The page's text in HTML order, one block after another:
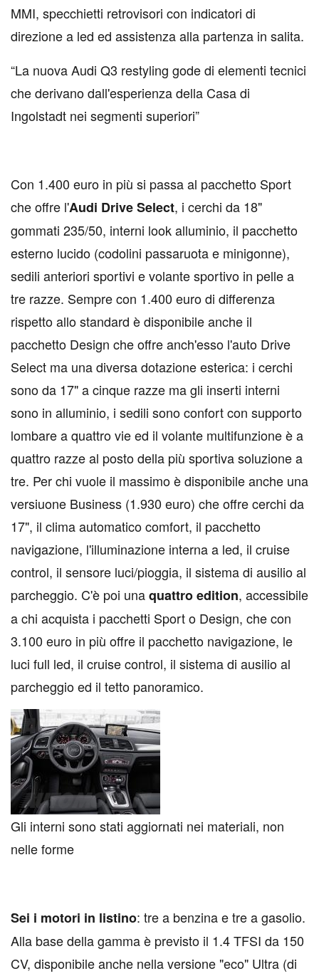
MMI, specchietti retrovisori con indicatori di
direzione a led ed assistenza alla partenza in salita.
“La nuova Audi Q3 restyling gode di elementi tecnici
che derivano dall'esperienza della Casa di
Ingolstadt nei segmenti superiori”
Con 1.400 euro in più si passa al pacchetto Sport
che offre l'Audi Drive Select, i cerchi da 18"
gommati 235/50, interni look alluminio, il pacchetto
esterno lucido (codolini passaruota e minigonne),
sedili anteriori sportivi e volante sportivo in pelle a
tre razze. Sempre con 1.400 euro di differenza
rispetto allo standard è disponibile anche il
pacchetto Design che offre anch'esso l'auto Drive
Select ma una diversa dotazione esterica: i cerchi
sono da 17" a cinque razze ma gli inserti interni
sono in alluminio, i sedili sono confort con supporto
lombare a quattro vie ed il volante multifunzione è a
quattro razze al posto della più sportiva soluzione a
tre. Per chi vuole il massimo è disponibile anche una
versiuone Business (1.930 euro) che offre cerchi da
17", il clima automatico comfort, il pacchetto
navigazione, l'illuminazione interna a led, il cruise
control, il sensore luci/pioggia, il sistema di ausilio al
parcheggio. C'è poi unaquattro edition, accessibile
a chi acquista i pacchetti Sport o Design, che con
3.100 euro in più offre il pacchetto navigazione, le
luci full led, il cruise control, il sistema di ausilio al
parcheggio ed il tetto panoramico.
Gli interni sono stati aggiornati nei materiali, non
nelle forme
Sei i motori in listino: tre a benzina e tre a gasolio.
Alla base della gamma è previsto il 1.4 TFSI da 150
CV, disponibile anche nella versione "eco" Ultra (di